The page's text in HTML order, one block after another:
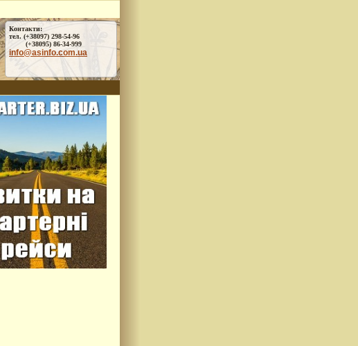
Контакти:
тел. (+38097) 298-54-96
(+38095) 86-34-999
info@asinfo.com.ua